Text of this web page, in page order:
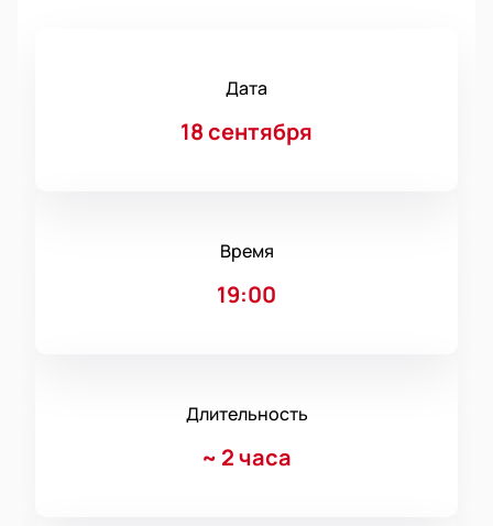
Дата
18 сентября
Время
19:00
Длительность
~ 2 часа